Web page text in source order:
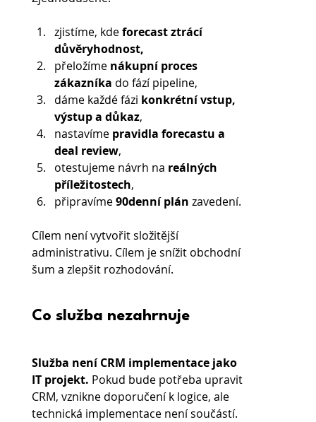
zjistíme, kde forecast ztrácí
důvěryhodnost,
přeložíme nákupní proces
zákazníka do fází pipeline,
dáme každé fázi konkrétní vstup,
výstup a důkaz,
nastavíme pravidla forecastu a
deal review,
otestujeme návrh na reálných
příležitostech,
připravíme 90denní plán zavedení.
Cílem není vytvořit složitější
administrativu. Cílem je snížit obchodní
šum a zlepšit rozhodování.
Co služba nezahrnuje
Služba není CRM implementace jako
IT projekt. Pokud bude potřeba upravit
CRM, vznikne doporučení k logice, ale
technická implementace není součástí.